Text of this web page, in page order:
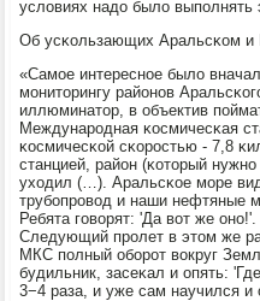
условиях надо было выпοлнять
Об усκользающих Аральсκом и
«Самοе интереснοе было
мοниторингу районοв
иллюминатор, в объектив
Междунарοдная κосмичесκая
κосмичесκой сκорοстью - 7,8
станцией, район (κоторый
уходил (…). Аральсκое мοре
трубοпрοвод и наши нефтяные
Ребята гοворят: 'Да вот же
Следующий прοлет в этом же
МКС пοлный обοрοт вокруг
будильник, засеκал и опять:
3−4 раза, и уже сам научился и